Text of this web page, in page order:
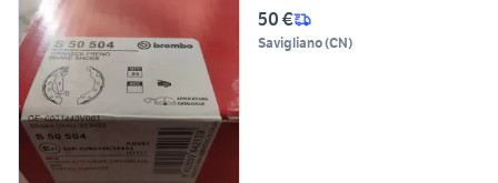
50 €
Savigliano(CN)